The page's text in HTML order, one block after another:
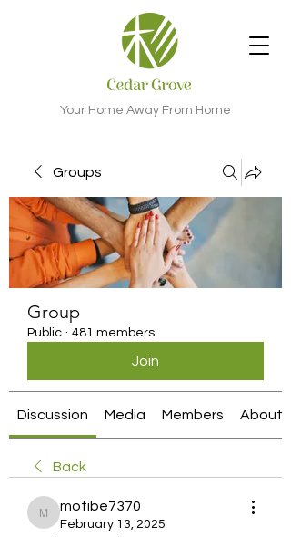
Your Home Away From Home
Groups
Group
Public · 481 members
Join
Discussion Media Members About
Back
motibe7370
motibe7370
February 13, 2025